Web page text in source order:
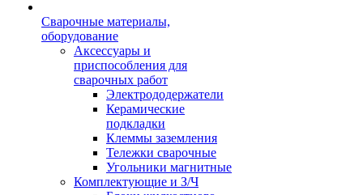
Сварочные материалы,
оборудование
Аксессуары и
приспособления для
сварочных работ
Электрододержатели
Керамические
подкладки
Клеммы заземления
Тележки сварочные
Угольники магнитные
Комплектующие и З/Ч